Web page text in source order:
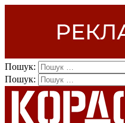
Пошук:
Пошук: